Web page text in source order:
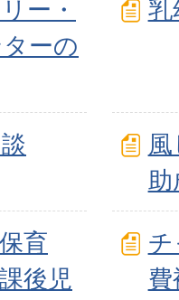
ー・
ーの
乳
育
後児